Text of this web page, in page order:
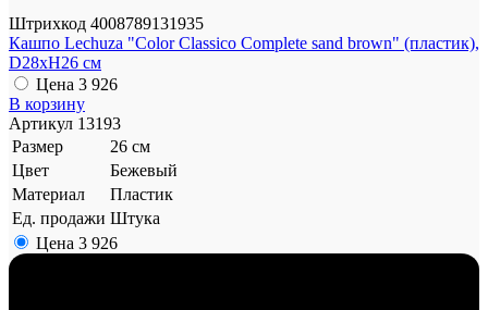
Штрихкод 4008789131935
Кашпо Lechuza "Color Classico Complete sand brown" (пластик),
D28xH26 см
Цена 3 926
В корзину
Артикул 13193
Размер
26 см
Цвет
Бежевый
Материал
Пластик
Ед. продажи Штука
Цена 3 926